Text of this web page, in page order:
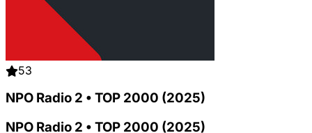
53
NPO Radio 2 • TOP 2000 (2025)
NPO Radio 2 • TOP 2000 (2025)